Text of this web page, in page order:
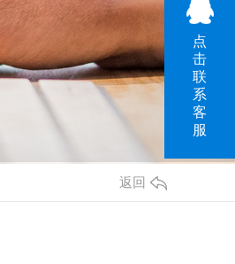
返回
点
击
联
系
客
服